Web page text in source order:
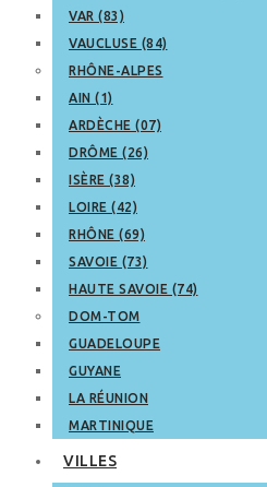
VAR (83)
VAUCLUSE (84)
RHÔNE-ALPES
AIN (1)
ARDÈCHE (07)
DRÔME (26)
ISÈRE (38)
LOIRE (42)
RHÔNE (69)
SAVOIE (73)
HAUTE SAVOIE (74)
DOM-TOM
GUADELOUPE
GUYANE
LA RÉUNION
MARTINIQUE
VILLES